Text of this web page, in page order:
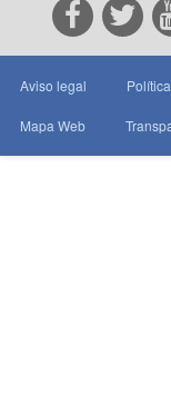
Aviso legal
Mapa Web